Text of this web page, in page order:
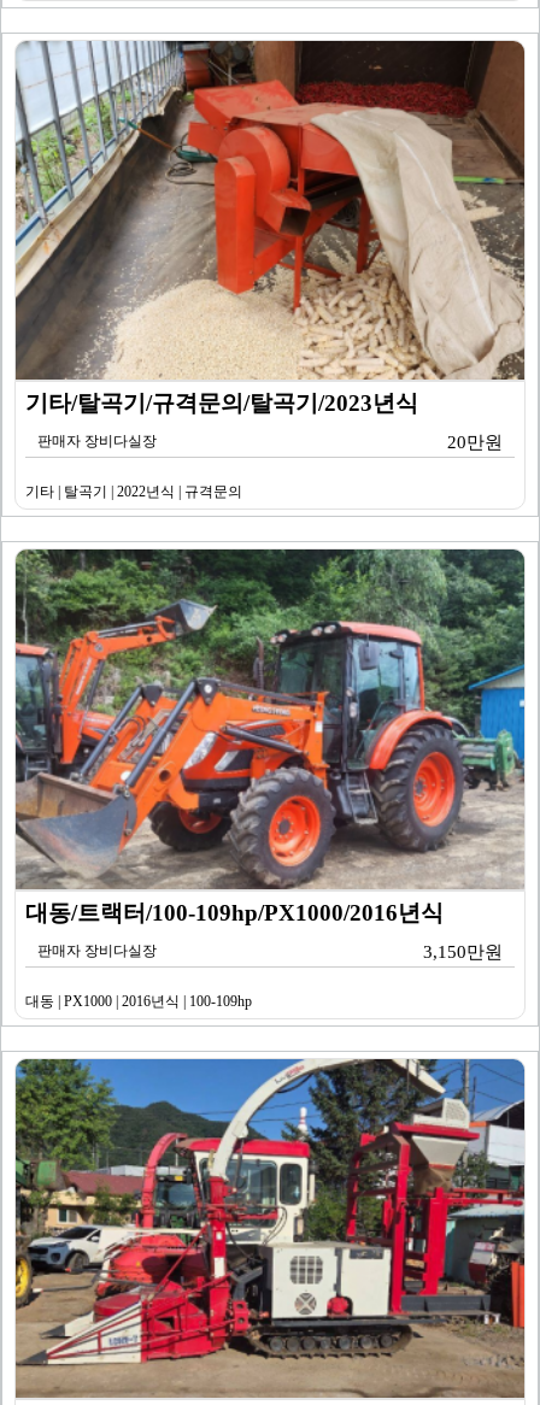
기타/탈곡기/규격문의/탈곡기/2023년식
판매자 장비다실장 20만원
기타 | 탈곡기 | 2022년식 | 규격문의
대동/트랙터/100-109hp/PX1000/2016년식
판매자 장비다실장 3,150만원
대동 | PX1000 | 2016년식 | 100-109hp